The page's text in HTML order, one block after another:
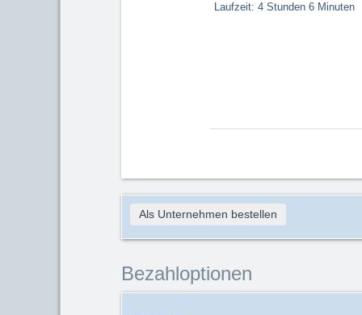
Laufzeit: 4 Stunden 6 Minuten
Als Unternehmen bestellen
Bezahloptionen